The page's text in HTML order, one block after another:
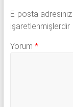
E-posta
işaretlenmişlerdir
Yorum *